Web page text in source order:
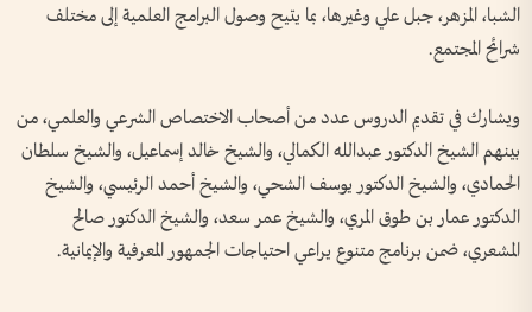
الشبا، المزهر، جبل علي وغيرها، بما يتيح وصول البرامج العلمية إلى مختلف
شرائح المجتمع.
ويشارك في تقديم الدروس عدد من أصحاب الاختصاص الشرعي والعلمي، من
بينهم الشيخ الدكتور عبدالله الكمالي، والشيخ خالد إسماعيل، والشيخ سلطان
الحمادي، والشيخ الدكتور يوسف الشحي، والشيخ أحمد الرئيسي، والشيخ
الدكتور عمار بن طوق المري، والشيخ عمر سعد، والشيخ الدكتور صالح
المشعري، ضمن برنامج متنوع يراعي احتياجات الجمهور المعرفية والإيمانية.